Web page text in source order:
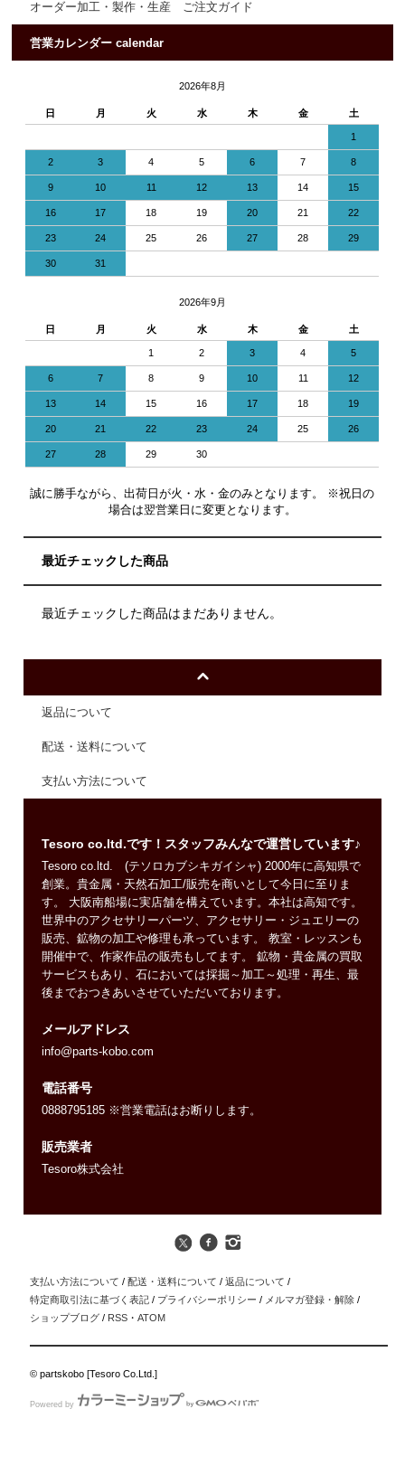
オーダー加工・製作・生産 ご注文ガイド
営業カレンダー calendar
2026年8月
日 月 火 水 木 金 土
1
2 3 4 5 6 7 8
9 10 11 12 13 14 15
16 17 18 19 20 21 22
23 24 25 26 27 28 29
30 31
2026年9月
日 月 火 水 木 金 土
1 2 3 4 5
6 7 8 9 10 11 12
13 14 15 16 17 18 19
20 21 22 23 24 25 26
27 28 29 30
誠に勝手ながら、出荷日が火・水・金のみとなります。 ※祝日の
場合は翌営業日に変更となります。
最近チェックした商品
最近チェックした商品はまだありません。
返品について
配送・送料について
支払い方法について
Tesoro co.ltd.です！スタッフみんなで運営しています♪
Tesoro co.ltd. (テソロカブシキガイシャ) 2000年に高知県で
創業。貴金属・天然石加工/販売を商いとして今日に至りま
す。 大阪南船場に実店舗を構えています。本社は高知です。
世界中のアクセサリーパーツ、アクセサリー・ジュエリーの
販売、鉱物の加工や修理も承っています。 教室・レッスンも
開催中で、作家作品の販売もしてます。 鉱物・貴金属の買取
サービスもあり、石においては採掘～加工～処理・再生、最
後までおつきあいさせていただいております。
メールアドレス
info@parts-kobo.com
電話番号
0888795185 ※営業電話はお断りします。
販売業者
Tesoro株式会社
支払い方法について / 配送・送料について / 返品について /
特定商取引法に基づく表記 / プライバシーポリシー / メルマガ登録・解除 /
ショップブログ / RSS ・ATOM
© partskobo [Tesoro Co.Ltd.]
Powered by